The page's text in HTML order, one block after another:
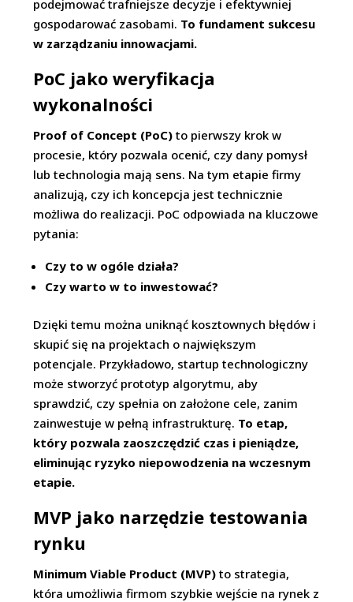
podejmować trafniejsze decyzje i efektywniej
gospodarować zasobami. To fundament sukcesu
w zarządzaniu innowacjami.
PoC jako weryfikacja
wykonalności
Proof of Concept (PoC) to pierwszy krok w
procesie, który pozwala ocenić, czy dany pomysł
lub technologia mają sens. Na tym etapie firmy
analizują, czy ich koncepcja jest technicznie
możliwa do realizacji. PoC odpowiada na kluczowe
pytania:
Czy to w ogóle działa?
Czy warto w to inwestować?
Dzięki temu można uniknąć kosztownych błędów i
skupić się na projektach o największym
potencjale. Przykładowo, startup technologiczny
może stworzyć prototyp algorytmu, aby
sprawdzić, czy spełnia on założone cele, zanim
zainwestuje w pełną infrastrukturę. To etap,
który pozwala zaoszczędzić czas i pieniądze,
eliminując ryzyko niepowodzenia na wczesnym
etapie.
MVP jako narzędzie testowania
rynku
Minimum Viable Product (MVP) to strategia,
która umożliwia firmom szybkie wejście na rynek z